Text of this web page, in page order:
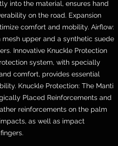
into the material, ensures hand
on the road. Expansion
comfort and mobility. Airflow:
upper and a synthetic suede
Innovative Knuckle Protection
system, with specially
comfort, provides essential
Knuckle Protection: The Manti
Placed Reinforcements and
reinforcements on the palm
as well as impact